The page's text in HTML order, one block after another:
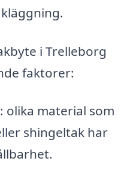
i Trelleborg
faktorer:
olika material som
shingeltak har